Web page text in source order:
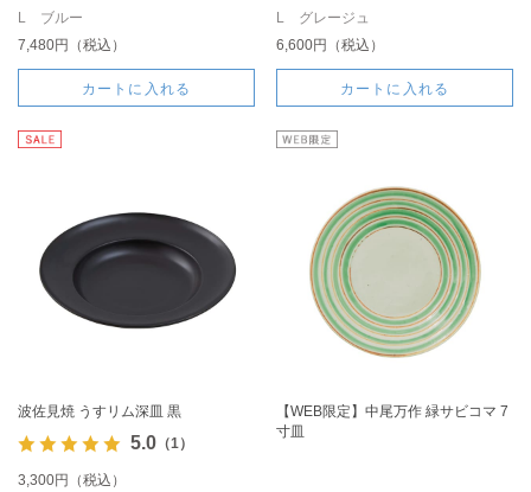
L ブルー
7,480円（税込）
カートに入れる
L グレージュ
6,600円（税込）
カートに入れる
波佐見焼 うすリム深皿 黒
5.0（1）
3,300円（税込）
【WEB限定】中尾万作 緑サビコマ 7
寸皿